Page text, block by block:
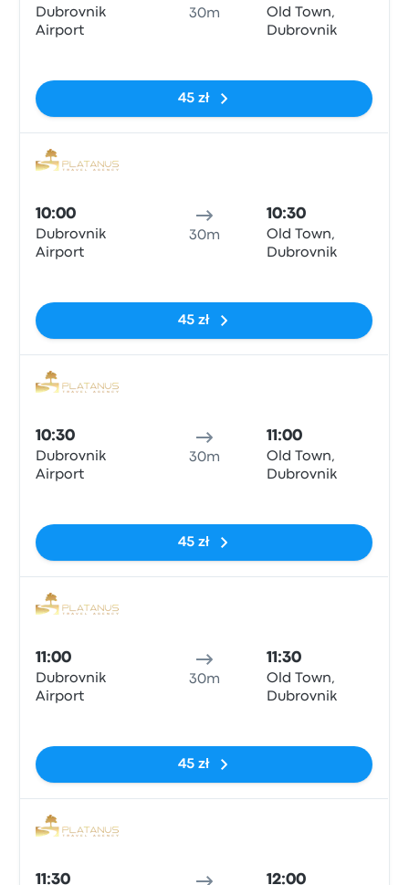
Dubrovnik
Airport
30m
Old Town,
Dubrovnik
45 zł
10:00
Dubrovnik
Airport
30m
10:30
Old Town,
Dubrovnik
45 zł
10:30
Dubrovnik
Airport
30m
11:00
Old Town,
Dubrovnik
45 zł
11:00
Dubrovnik
Airport
30m
11:30
Old Town,
Dubrovnik
45 zł
11:30 12:00